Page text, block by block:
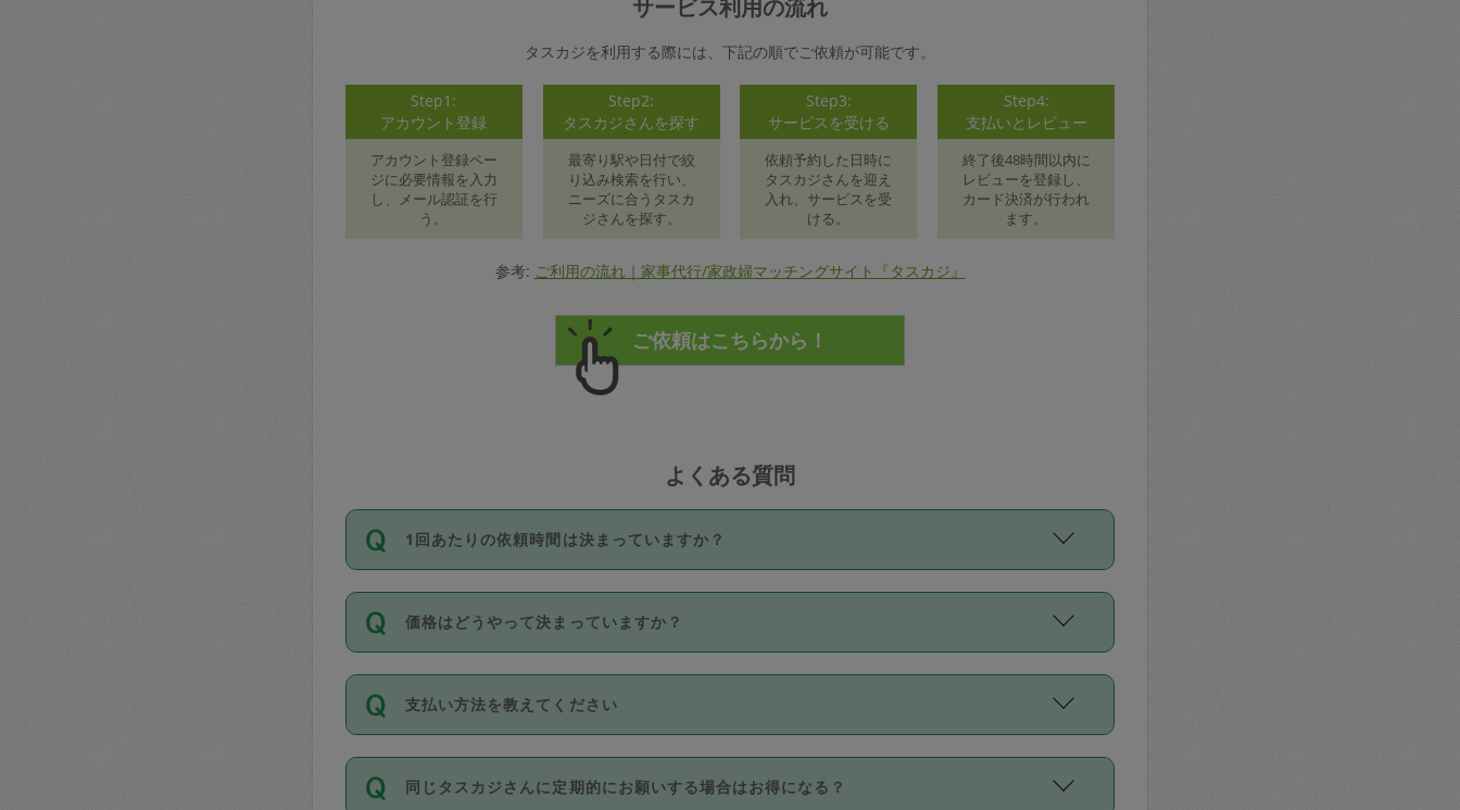
サービス利用の流れ
タスカジを利用する際には、下記の順でご依頼が可能です。
Step1:
アカウント登録
アカウント登録ペー
ジに必要情報を入力
し、メール認証を行
う。
Step2:
タスカジさんを探す
最寄り駅や日付で絞
り込み検索を行い、
ニーズに合うタスカ
ジさんを探す。
Step3:
サービスを受ける
依頼予約した日時に
タスカジさんを迎え
入れ、サービスを受
ける。
Step4:
支払いとレビュー
終了後48時間以内に
レビューを登録し、
カード決済が行われ
ます。
参考: ご利用の流れ｜家事代行/家政婦マッチングサイト『タスカジ』
よくある質問
1回あたりの依頼時間は決まっていますか？
依頼1回につき3時間固定です。3時間を超えて依頼したい場合は、延長機能をご利用くださ
い。機能をご利用いただくには、タスカジさんに事前に相談し、合意の上事前申請すること
が必要です。なお、3時間を下回っても、値引き等はございません。
価格はどうやって決まっていますか？
11種類の価格帯の中からタスカジさん自身が価格を選んで設定しています。
タスカジさんの価格設定には最初は制限があり、レビュー件数、レビューの平均値、などで
除々に設定可能な最高額が上がっていく仕組みになっています。
支払い方法を教えてください
お支払方法はクレジットカード（Visa／Master／JCB／AMERICAN EXPRESS／Diners
Club）のみとなります。
同じタスカジさんに定期的にお願いする場合はお得になる？